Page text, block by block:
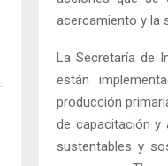
acercamiento y la
La Secretaría de
están
producción
de capacitación y
sustentables y